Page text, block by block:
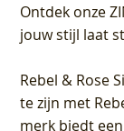
Ontdek onze
jouw stijl laat
Rebel & Rose
te zijn met
merk biedt